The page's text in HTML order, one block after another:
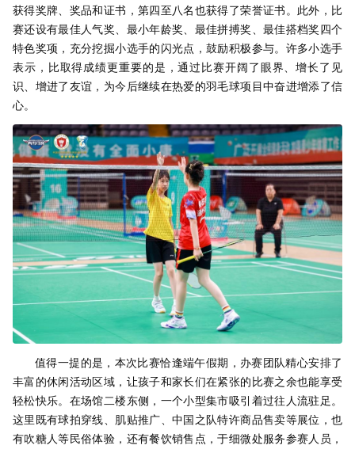
获得奖牌、奖品和证书，第四至八名也获得了荣誉证书。此外，比
赛还设有最佳人气奖、最小年龄奖、最佳拼搏奖、最佳搭档奖四个
特色奖项，充分挖掘小选手的闪光点，鼓励积极参与。许多小选手
表示，比取得成绩更重要的是，通过比赛开阔了眼界、增长了见
识、增进了友谊，为今后继续在热爱的羽毛球项目中奋进增添了信
心。
值得一提的是，本次比赛恰逢端午假期，办赛团队精心安排了
丰富的休闲活动区域，让孩子和家长们在紧张的比赛之余也能享受
轻松快乐。在场馆二楼东侧，一个小型集市吸引着过往人流驻足。
这里既有球拍穿线、肌贴推广、中国之队特许商品售卖等展位，也
有吹糖人等民俗体验，还有餐饮销售点，于细微处服务参赛人员，